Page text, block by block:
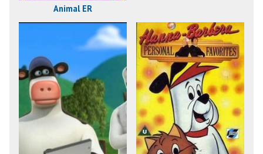
Animal ER